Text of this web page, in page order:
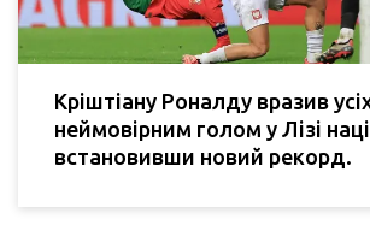
Кріштіану Роналду вразив
неймовірним голом у Лізі
встановивши новий рекорд.